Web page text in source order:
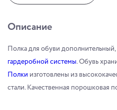
Описание
Полка для обуви
гардеробной системы. Обувь
Полки изготовлены из
стали. Качественная порошковая